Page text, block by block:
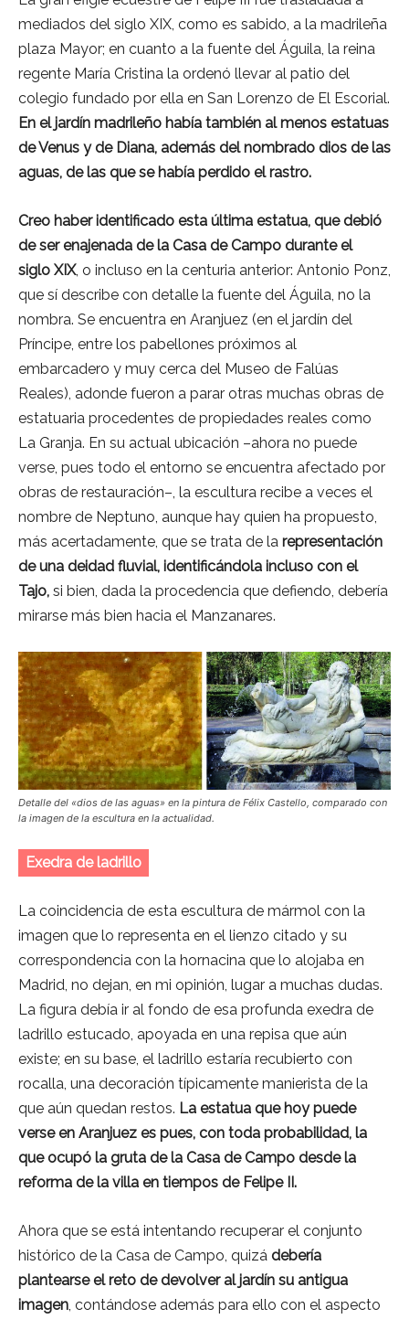
mediados del siglo XIX, como es sabido, a la madrileña
plaza Mayor; en cuanto a la fuente del Águila, la reina
regente María Cristina la ordenó llevar al patio del
colegio fundado por ella en San Lorenzo de El Escorial.
En el jardín madrileño había también al menos estatuas
de Venus y de Diana, además del nombrado dios de las
aguas, de las que se había perdido el rastro.
Creo haber identificado esta última estatua, que debió
de ser enajenada de la Casa de Campo durante el
siglo XIX, o incluso en la centuria anterior: Antonio Ponz,
que sí describe con detalle la fuente del Águila, no la
nombra. Se encuentra en Aranjuez (en el jardín del
Príncipe, entre los pabellones próximos al
embarcadero y muy cerca del Museo de Falúas
Reales), adonde fueron a parar otras muchas obras de
estatuaria procedentes de propiedades reales como
La Granja. En su actual ubicación –ahora no puede
verse, pues todo el entorno se encuentra afectado por
obras de restauración–, la escultura recibe a veces el
nombre de Neptuno, aunque hay quien ha propuesto,
más acertadamente, que se trata de la representación
de una deidad fluvial, identificándola incluso con el
Tajo, si bien, dada la procedencia que defiendo, debería
mirarse más bien hacia el Manzanares.
Detalle del «dios de las aguas» en la pintura de Félix Castello, comparado con
la imagen de la escultura en la actualidad.
Exedra de ladrillo
La coincidencia de esta escultura de mármol con la
imagen que lo representa en el lienzo citado y su
correspondencia con la hornacina que lo alojaba en
Madrid, no dejan, en mi opinión, lugar a muchas dudas.
La figura debía ir al fondo de esa profunda exedra de
ladrillo estucado, apoyada en una repisa que aún
existe; en su base, el ladrillo estaría recubierto con
rocalla, una decoración típicamente manierista de la
que aún quedan restos. La estatua que hoy puede
verse en Aranjuez es pues, con toda probabilidad, la
que ocupó la gruta de la Casa de Campo desde la
reforma de la villa en tiempos de Felipe II.
Ahora que se está intentando recuperar el conjunto
histórico de la Casa de Campo, quizá debería
plantearse el reto de devolver al jardín su antigua
imagen, contándose además para ello con el aspecto